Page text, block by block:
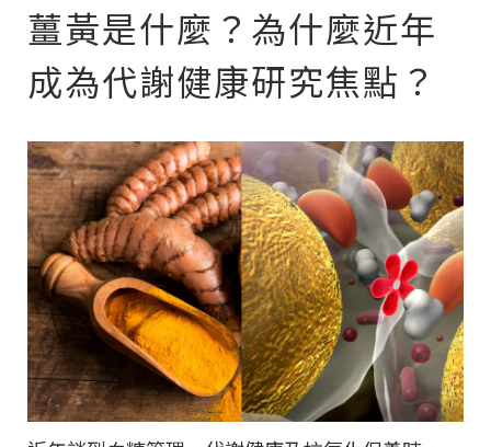
薑黃是什麼？為什麼近年
成為代謝健康研究焦點？